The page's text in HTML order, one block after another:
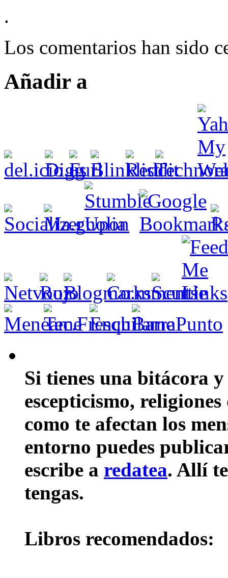
.
Los comentarios han sido
Añadir a
Si tienes una bitácora
escepticismo,
como te afectan los
entorno puedes
escribe a redatea. Allí
tengas.
Libros recomendados: